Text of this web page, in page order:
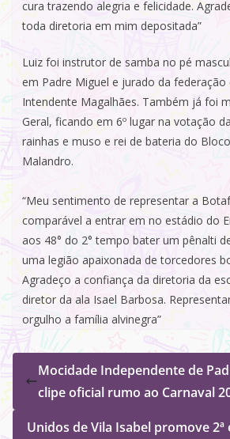
cura trazendo alegria e felicidade.
toda diretoria em mim depositada”
Luiz foi instrutor de samba no pé
em Padre Miguel e jurado da federação
Intendente Magalhães. Também já foi
Geral, ficando em 6º lugar na votação
rainhas e muso e rei de bateria do
Malandro.
“Meu sentimento de representar a
comparável a entrar em no estádio do
aos 48° do 2° tempo bater um pênalti
uma legião apaixonada de torcedores
Agradeço a confiança da diretoria da
diretor da ala Isael Barbosa.
orgulho a família alvinegra”
Mocidade Independente de
clipe oficial rumo ao Carnaval
Unidos de Vila Isabel promove